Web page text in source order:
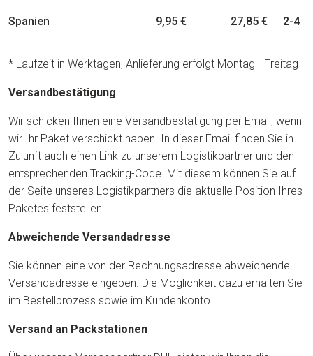
Spanien 9,95 € 27,85 € 2-4
* Laufzeit in Werktagen, Anlieferung erfolgt Montag - Freitag
Versandbestätigung
Wir schicken Ihnen eine Versandbestätigung per Email, wenn
wir Ihr Paket verschickt haben. In dieser Email finden Sie in
Zulunft auch einen Link zu unserem Logistikpartner und den
entsprechenden Tracking-Code. Mit diesem können Sie auf
der Seite unseres Logistikpartners die aktuelle Position Ihres
Paketes feststellen.
Abweichende Versandadresse
Sie können eine von der Rechnungsadresse abweichende
Versandadresse eingeben. Die Möglichkeit dazu erhalten Sie
im Bestellprozess sowie im Kundenkonto.
Versand an Packstationen